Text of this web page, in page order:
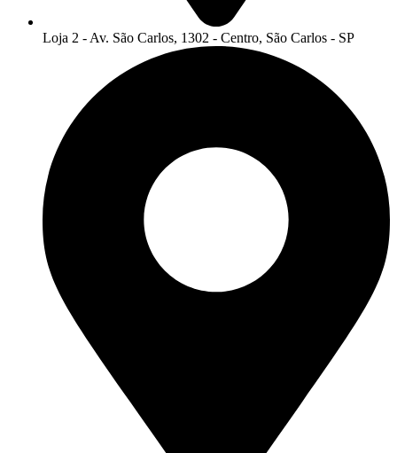
Loja 2 - Av. São Carlos, 1302 - Centro, São Carlos - SP